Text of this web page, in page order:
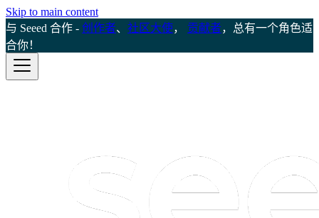
Skip to main content
与 Seeed 合作 - 创作者、 社区大使， 贡献者，总有一个角色适
合你！